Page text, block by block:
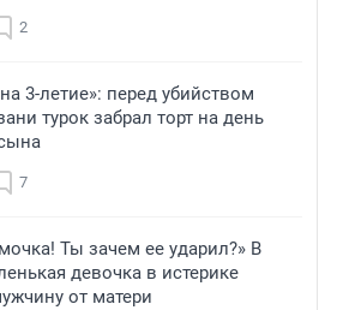
2
3-летие»: перед убийством
турок забрал торт на день
7
Ты зачем ее ударил?» В
девочка в истерике
от матери